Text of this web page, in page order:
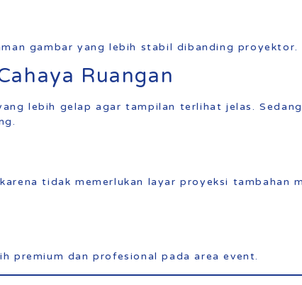
gambar yang lebih stabil dibanding proyektor.
Ruangan
lebih gelap agar tampilan terlihat jelas.
tidak memerlukan layar proyeksi tambahan
premium dan profesional pada area event.